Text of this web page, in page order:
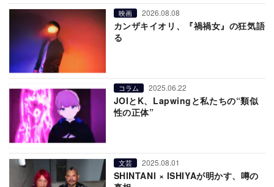
映画 2026.08.08
カンザキイオリ、『禍禍女』の狂気語
る
コラム 2025.06.22
JOIとK、Lapwingと私たちの“類似
性の正体”
文芸 2025.08.01
SHINTANI × ISHIYAが明かす、噂の